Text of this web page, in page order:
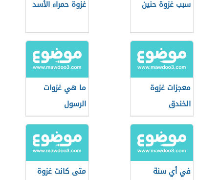
سبب غزوة حنين غزوة حمراء الأسد
معجزات غزوة
الخندق
ما هي غزوات
الرسول
في أي سنة
متى كانت غزوة